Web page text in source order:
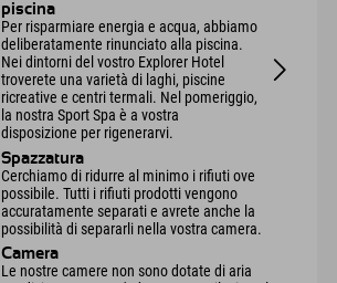
piscina
Per risparmiare energia e acqua, abbiamo
deliberatamente rinunciato alla piscina.
Nei dintorni del vostro Explorer Hotel
troverete una varietà di laghi, piscine
ricreative e centri termali. Nel pomeriggio,
la nostra Sport Spa è a vostra
disposizione per rigenerarvi.
Spazzatura
Cerchiamo di ridurre al minimo i rifiuti ove
possibile. Tutti i rifiuti prodotti vengono
accuratamente separati e avrete anche la
possibilità di separarli nella vostra camera.
Camera
Le nostre camere non sono dotate di aria